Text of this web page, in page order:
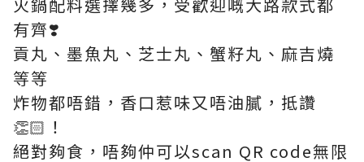
有齊❣️
貢丸、墨魚丸、芝士丸、蟹籽丸、麻吉燒
等等
炸物都唔錯，香口惹味又唔油膩，抵讚
👏🏻！
絕對夠食，唔夠仲可以scan QR code無限